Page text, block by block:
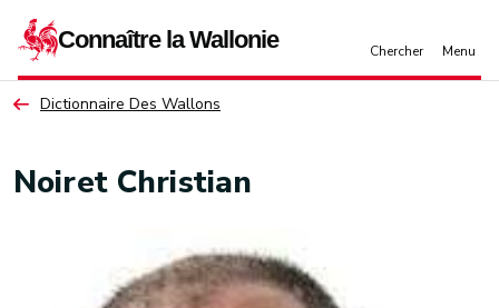
Dictionnaire Des Wallons
Noiret Christian